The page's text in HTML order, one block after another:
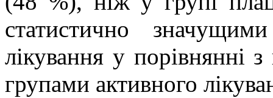
статистично
лікування у порівнянні
групами активного